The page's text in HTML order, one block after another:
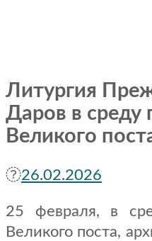
Литургия
Даров в среду
Великого
26.02.2026
25 февраля, в
Великого поста,